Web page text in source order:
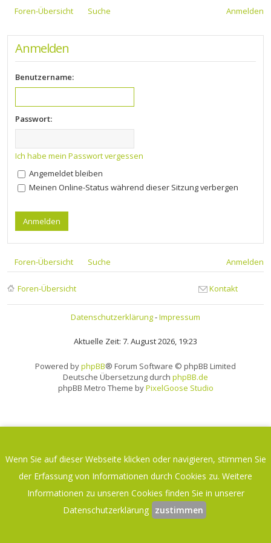
Foren-Übersicht Suche Anmelden
Anmelden
Benutzername:
Passwort:
Ich habe mein Passwort vergessen
Angemeldet bleiben
Meinen Online-Status während dieser Sitzung verbergen
Foren-Übersicht Suche Anmelden
Foren-Übersicht Kontakt
Datenschutzerklärung-Impressum
Aktuelle Zeit: 7. August 2026, 19:23
Powered byphpBB® Forum Software © phpBB Limited
Deutsche Übersetzung durch phpBB.de
phpBB Metro Theme byPixelGoose Studio
Wenn Sie auf dieser Webseite klicken oder navigieren, stimmen Sie
der Erfassung von Informationen durch Cookies zu. Weitere
Informationen zu unseren Cookies finden Sie in unserer
Datenschutzerklärung
zustimmen